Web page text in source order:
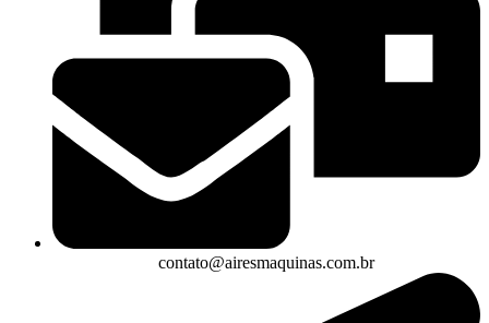
contato@airesmaquinas.com.br